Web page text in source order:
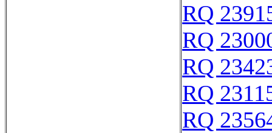
RQ
RQ
RQ
RQ
RQ